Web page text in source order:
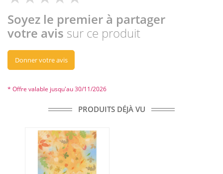
Soyez le premier à partager
votre avis sur ce produit
Donner votre avis
* Offre valable jusqu'au 30/11/2026
PRODUITS DÉJÀ VU